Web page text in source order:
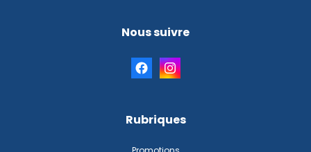
Nous suivre
Rubriques